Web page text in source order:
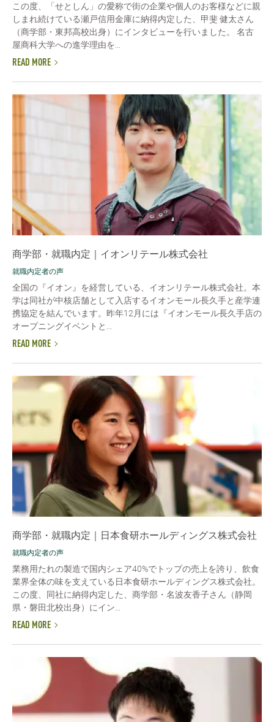
この度、「せとしん」の愛称で街の企業や個人のお客様などに親
しまれ続けている瀬戸信用金庫に納得内定した、甲斐 健太さん
（商学部・東邦高校出身）にインタビューを行いました。 名古
屋商科大学への進学理由を...
READ MORE
商学部・就職内定｜イオンリテール株式会社
就職内定者の声
全国の『イオン』を経営している、イオンリテール株式会社。本
学は同社が中核店舗として入店するイオンモール長久手と産学連
携協定を結んでいます。昨年12月には『イオンモール長久手店の
オープニングイベントと...
READ MORE
商学部・就職内定｜日本食研ホールディングス株式会社
就職内定者の声
業務用たれの製造で国内シェア40%でトップの売上を誇り、飲食
業界全体の味を支えている日本食研ホールディングス株式会社。
この度、同社に納得内定した、商学部・名波友香子さん（静岡
県・磐田北校出身）にイン...
READ MORE